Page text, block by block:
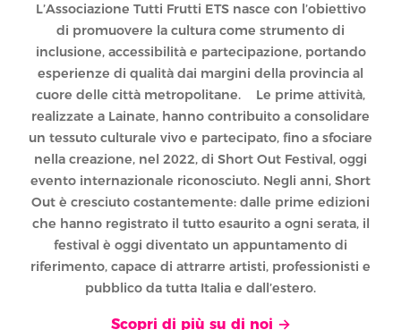
L’Associazione Tutti Frutti ETS nasce con l’obiettivo
di promuovere la cultura come strumento di
inclusione, accessibilità e partecipazione, portando
esperienze di qualità dai margini della provincia al
cuore delle città metropolitane. Le prime attività,
realizzate a Lainate, hanno contribuito a consolidare
un tessuto culturale vivo e partecipato, fino a sfociare
nella creazione, nel 2022, di Short Out Festival, oggi
evento internazionale riconosciuto. Negli anni, Short
Out è cresciuto costantemente: dalle prime edizioni
che hanno registrato il tutto esaurito a ogni serata, il
festival è oggi diventato un appuntamento di
riferimento, capace di attrarre artisti, professionisti e
pubblico da tutta Italia e dall’estero.
Scopri di più su di noi →